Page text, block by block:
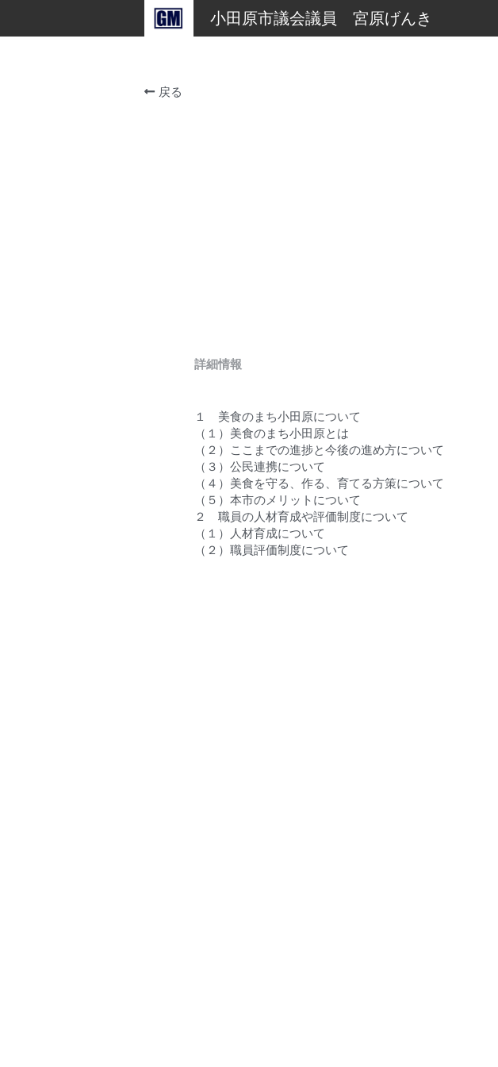
小田原市議会議員　宮原げんき
戻る
詳細情報
１　美食のまち小田原について
（１）美食のまち小田原とは
（２）ここまでの進捗と今後の進め方について
（３）公民連携について
（４）美食を守る、作る、育てる方策について
（５）本市のメリットについて
２　職員の人材育成や評価制度について
（１）人材育成について
（２）職員評価制度について